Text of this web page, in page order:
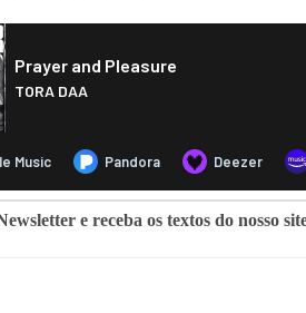
e receba os textos do nosso